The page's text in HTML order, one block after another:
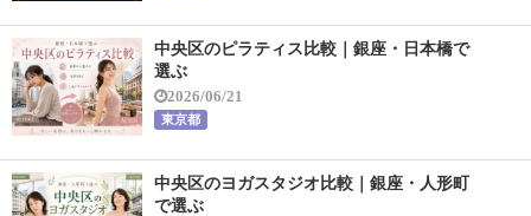
中央区のピラティス比較｜銀座・日本橋で
選ぶ
2026/06/21
東京都
中央区のヨガスタジオ比較｜銀座・人形町
で選ぶ